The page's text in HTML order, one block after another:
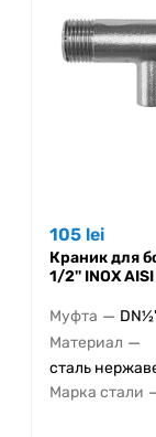
105 lei
Краник для
1/2'' INOX
Муфта —
Материал —
сталь
Марка стали